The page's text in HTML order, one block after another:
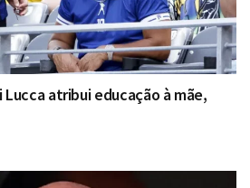
Lucca atribui educação à mãe,